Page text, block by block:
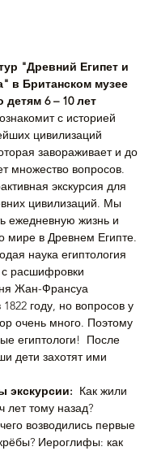
"Древний Египет и
в Британском музее
6 – 10 лет
с историей
цивилизаций
завораживает и до
множество вопросов.
экскурсия для
цивилизаций. Мы
ежедневную жизнь и
мире в Древнем Египте.
наука египтология
расшифровки
Жан-Франсуа
году, но вопросов у
очень много. Поэтому
египтологи!  После
дети захотят ими
экскурсии: Как жили
лет тому назад?
возводились первые
Иероглифы: как